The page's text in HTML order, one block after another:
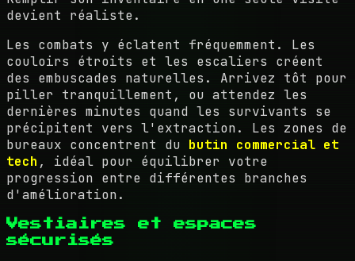
devient réaliste.
Les combats y éclatent fréquemment. Les
couloirs étroits et les escaliers créent
des embuscades naturelles. Arrivez tôt pour
piller tranquillement, ou attendez les
dernières minutes quand les survivants se
précipitent vers l'extraction. Les zones de
bureaux concentrent du butin commercial et
tech , idéal pour équilibrer votre
progression entre différentes branches
d'amélioration.
Vestiaires et espaces
sécurisés